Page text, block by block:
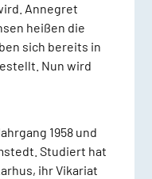
Annegret
heißen die
sich bereits in
Nun wird
1958 und
Studiert hat
ihr Vikariat